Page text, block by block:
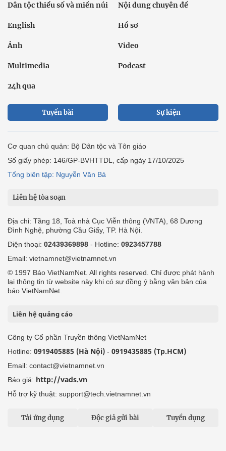
Dân tộc thiểu số và miền núi Nội dung chuyên đề
English Hồ sơ
Ảnh Video
Multimedia Podcast
24h qua
Tuyến bài Sự kiện
Cơ quan chủ quản: Bộ Dân tộc và Tôn giáo
Số giấy phép: 146/GP-BVHTTDL, cấp ngày 17/10/2025
Tổng biên tập: Nguyễn Văn Bá
Liên hệ tòa soạn
Địa chỉ: Tầng 18, Toà nhà Cục Viễn thông (VNTA), 68 Dương
Đình Nghệ, phường Cầu Giấy, TP. Hà Nội.
Điện thoại: 02439369898 - Hotline: 0923457788
Email: vietnamnet@vietnamnet.vn
© 1997 Báo VietNamNet. All rights reserved. Chỉ được phát hành
lại thông tin từ website này khi có sự đồng ý bằng văn bản của
báo VietNamNet.
Liên hệ quảng cáo
Công ty Cổ phần Truyền thông VietNamNet
Hotline: 0919405885 (Hà Nội) - 0919435885 (Tp.HCM)
Email: contact@vietnamnet.vn
Báo giá: http://vads.vn
Hỗ trợ kỹ thuật: support@tech.vietnamnet.vn
Tải ứng dụng Độc giả gửi bài Tuyển dụng